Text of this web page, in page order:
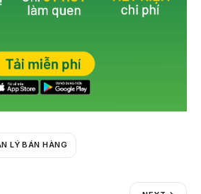
LÝ BÁN HÀNG